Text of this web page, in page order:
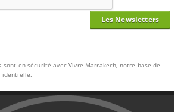
Les Newsletters
sont en sécurité avec Vivre Marrakech, notre base de